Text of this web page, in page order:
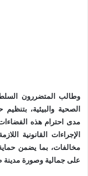
وطالب المتضررون
الصحية والبيئية،
مدى احترام هذه الفضاءات
الإجراءات القانونية
مخالفات، بما يضمن
على جمالية وصورة مدينة